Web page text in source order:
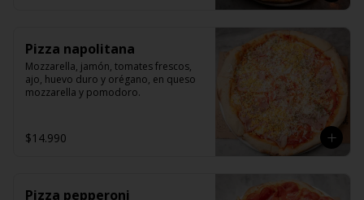
Pizza napolitana
Mozzarella, jamón, tomates frescos,
ajo, huevo duro y orégano, en queso
mozzarella y pomodoro.
$14.990
Pizza pepperoni